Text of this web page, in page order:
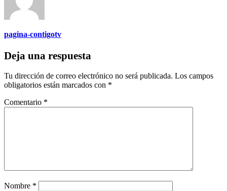
pagina-contigotv
Deja una respuesta
Tu dirección de correo electrónico no será publicada. Los campos
obligatorios están marcados con *
Comentario *
Nombre *